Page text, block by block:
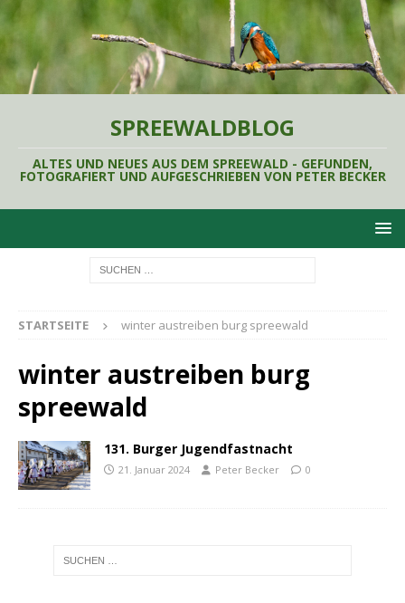
SPREEWALDBLOG
ALTES UND NEUES AUS DEM SPREEWALD - GEFUNDEN,
FOTOGRAFIERT UND AUFGESCHRIEBEN VON PETER BECKER
STARTSEITE winter austreiben burg spreewald
winter austreiben burg
spreewald
131. Burger Jugendfastnacht
21. Januar 2024 Peter Becker 0